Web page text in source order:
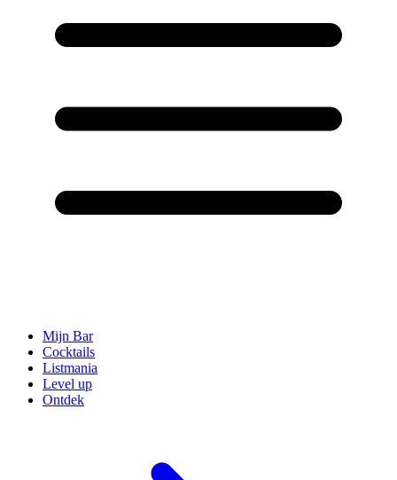
Mijn Bar
Cocktails
Listmania
Level up
Ontdek